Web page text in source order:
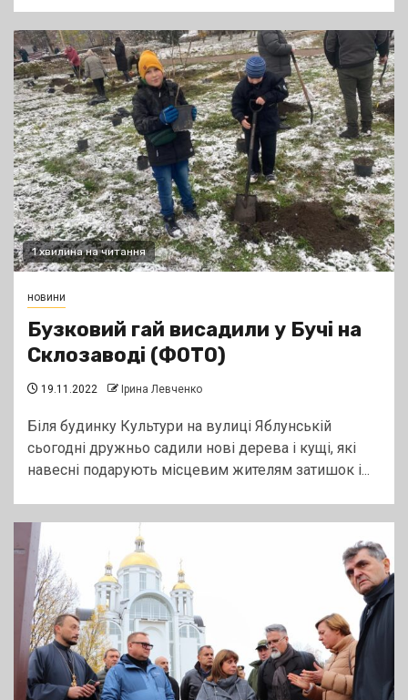
1 хвилина на читання
новини
Бузковий гай висадили у Бучі на
Склозаводі (ФОТО)
19.11.2022 Ірина Левченко
Біля будинку Культури на вулиці Яблунській
сьогодні дружньо садили нові дерева і кущі, які
навесні подарують місцевим жителям затишок і...